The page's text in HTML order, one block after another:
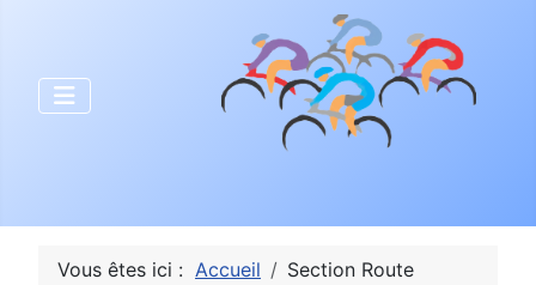
Vous êtes ici : Accueil
Section Route